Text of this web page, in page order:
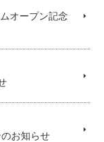
オープン記念
お知らせ